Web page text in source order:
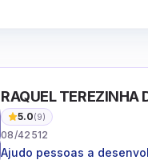
RAQUEL TEREZINHA
5.0(9)
08/42512
Ajudo pessoas a